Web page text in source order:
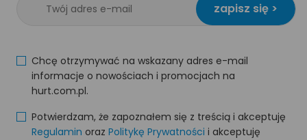
zapisz się >
Chcę otrzymywać na wskazany adres e-mail
informacje o nowościach i promocjach na
hurt.com.pl.
Potwierdzam, że zapoznałem się z treścią i akceptuję
Regulamin oraz Politykę Prywatności i akceptuję